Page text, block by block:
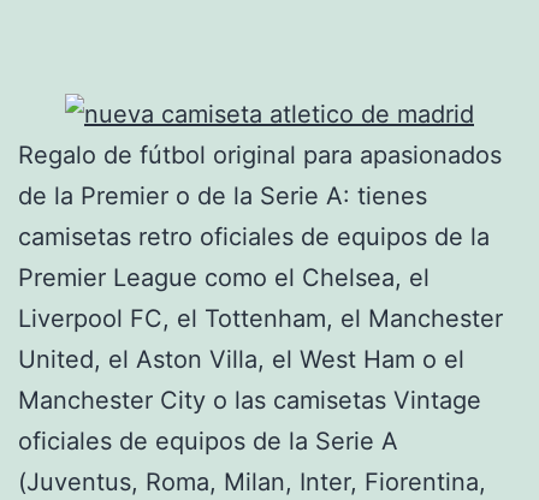
Regalo de fútbol original para apasionados
de la Premier o de la Serie A: tienes
camisetas retro oficiales de equipos de la
Premier League como el Chelsea, el
Liverpool FC, el Tottenham, el Manchester
United, el Aston Villa, el West Ham o el
Manchester City o las camisetas Vintage
oficiales de equipos de la Serie A
(Juventus, Roma, Milan, Inter, Fiorentina,